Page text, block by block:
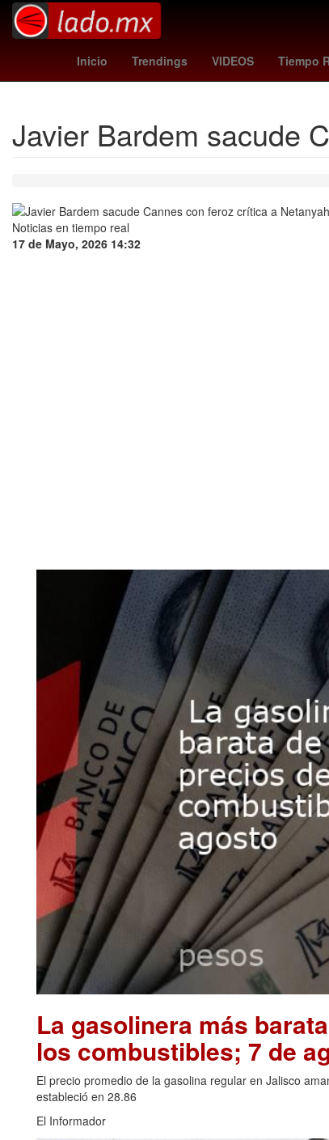
Inicio Trendings VIDEOS Tiempo
Valor toluca vs santos Rosario
Javier Bardem sacude
17 de Mayo, 2026 14:32
La gasolinera más
los combustibles; 7 de
El precio promedio de la gasolina regular en Jalisco
estableció en 28.86
El Informador